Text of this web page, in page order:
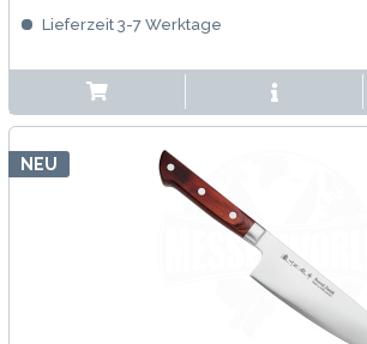
Lieferzeit 3-7 Werktage
NEU